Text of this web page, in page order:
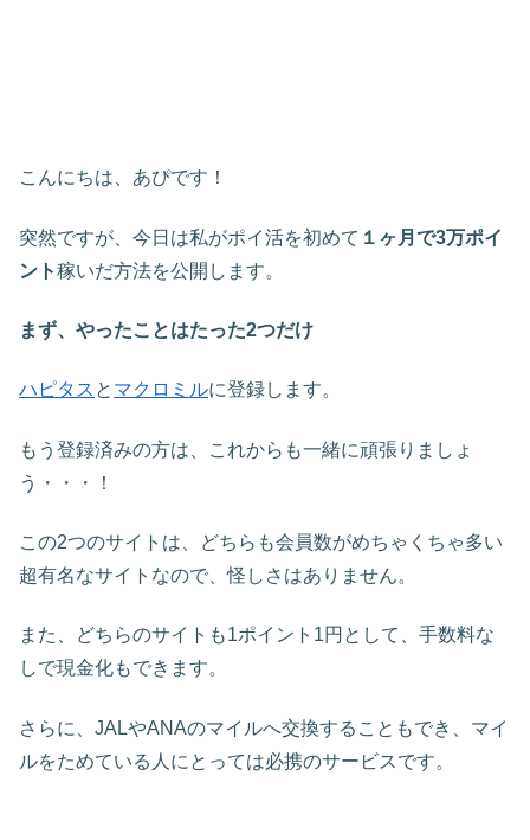
こんにちは、あぴです！
突然ですが、今日は私がポイ活を初めて １ヶ月で3万ポイ
ント稼いだ方法を公開します。
まず、やったことはたった2つだけ
ハピタス と マクロミルに登録します。
もう登録済みの方は、これからも一緒に頑張りましょ
う・・・！
この2つのサイトは、どちらも会員数がめちゃくちゃ多い
超有名なサイトなので、怪しさはありません。
また、どちらのサイトも1ポイント1円として、手数料な
しで現金化もできます。
さらに、JALやANAのマイルへ交換することもでき、マイ
ルをためている人にとっては必携のサービスです。